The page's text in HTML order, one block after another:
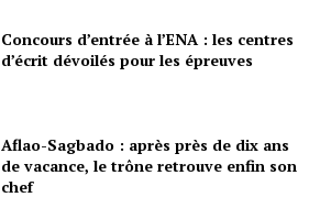
Concours d’entrée à l’ENA : les centres
d’écrit dévoilés pour les épreuves
Aflao-Sagbado : après près de dix ans
de vacance, le trône retrouve enfin son
chef